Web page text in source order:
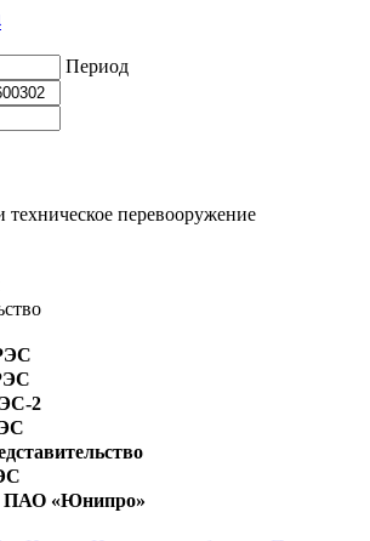
Период
техническое перевооружение
2
ПАО «Юнипро»